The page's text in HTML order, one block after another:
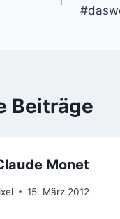
Beiträge
Monet
15. März 2012